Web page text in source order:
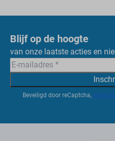
Blijf op de hoogte
van onze laatste acties en
Beveiligd door reCaptcha,